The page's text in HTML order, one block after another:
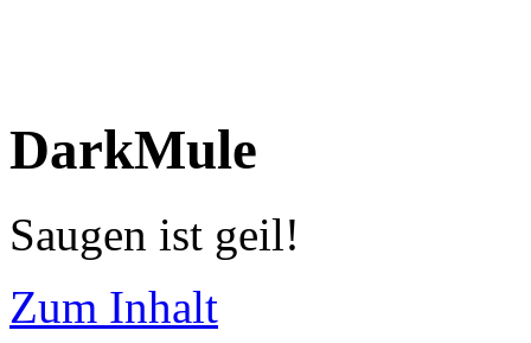
DarkMule
Saugen ist geil!
Zum Inhalt